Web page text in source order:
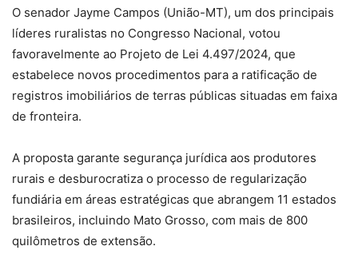
O senador Jayme Campos (União-MT), um dos principais
líderes ruralistas no Congresso Nacional, votou
favoravelmente ao Projeto de Lei 4.497/2024, que
estabelece novos procedimentos para a ratificação de
registros imobiliários de terras públicas situadas em faixa
de fronteira.
A proposta garante segurança jurídica aos produtores
rurais e desburocratiza o processo de regularização
fundiária em áreas estratégicas que abrangem 11 estados
brasileiros, incluindo Mato Grosso, com mais de 800
quilômetros de extensão.